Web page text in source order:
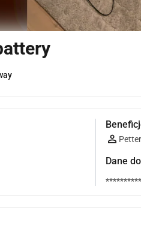
Dane